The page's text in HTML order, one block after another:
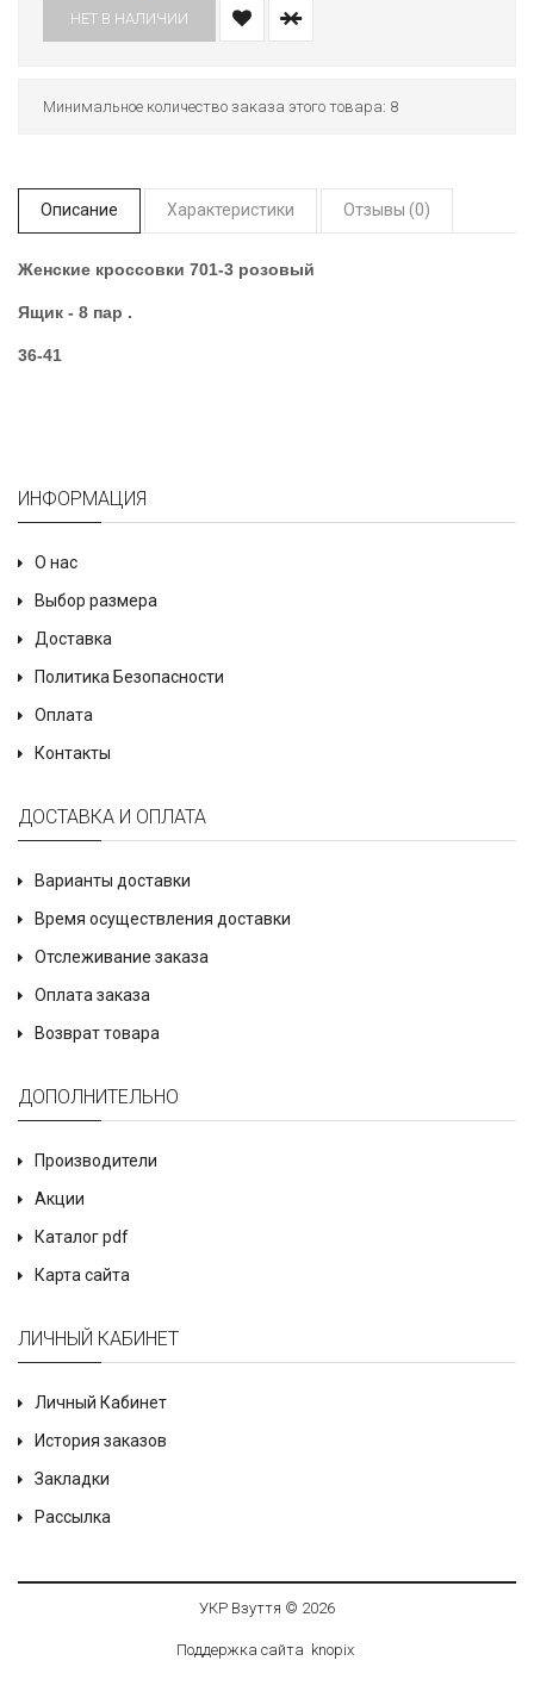
НЕТ В НАЛИЧИИ
Минимальное количество заказа этого товара: 8
Описание Характеристики Отзывы (0)
Женские кроссовки 701-3 розовый
Ящик - 8 пар .
36-41
ИНФОРМАЦИЯ
О нас
Выбор размера
Доставка
Политика Безопасности
Оплата
Контакты
ДОСТАВКА И ОПЛАТА
Варианты доставки
Время осуществления доставки
Отслеживание заказа
Оплата заказа
Возврат товара
ДОПОЛНИТЕЛЬНО
Производители
Акции
Каталог pdf
Карта сайта
ЛИЧНЫЙ КАБИНЕТ
Личный Кабинет
История заказов
Закладки
Рассылка
УКР Взуття © 2026
Поддержка сайта knopix